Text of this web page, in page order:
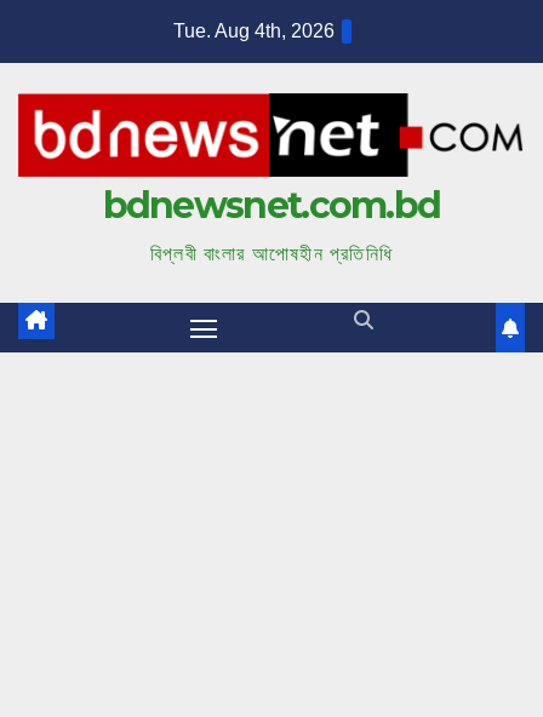
n
Tue. Aug 4th, 2026
bdnewsnet.com.bd
বিপ্লবী বাংলার আপোষহীন প্রতিনিধি